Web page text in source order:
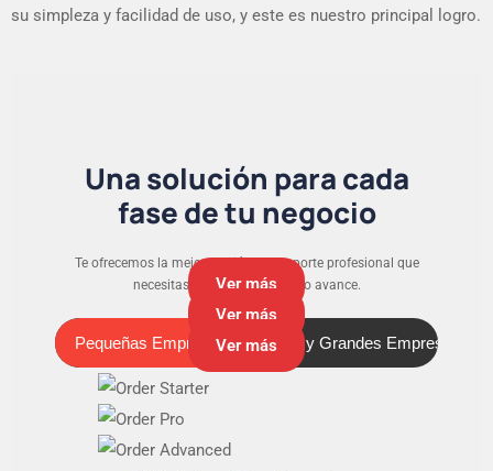
su simpleza y facilidad de uso, y este es nuestro principal logro.
Una solución para cada
fase de tu negocio
Te ofrecemos la mejor versión y el soporte profesional que
necesitas para que tu negocio avance.
Pequeñas Empresas
Pequeñas Empresas Medianas y Grandes Empresas
Ver más
Ver más
Ver más